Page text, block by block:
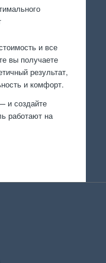
и все
вы получаете
результат,
и комфорт.
и создайте
работают на